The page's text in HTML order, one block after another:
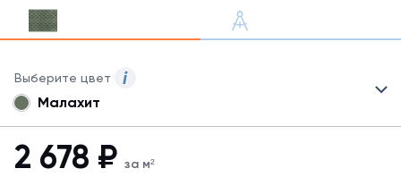
Выберите цвет
черепицы
Самба
могут
Малахит
2 678 ₽ за м²